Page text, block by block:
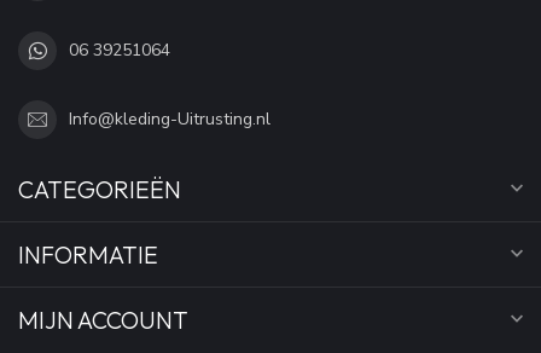
06 39251064
Info@kleding-Uitrusting.nl
CATEGORIEËN
INFORMATIE
MIJN ACCOUNT